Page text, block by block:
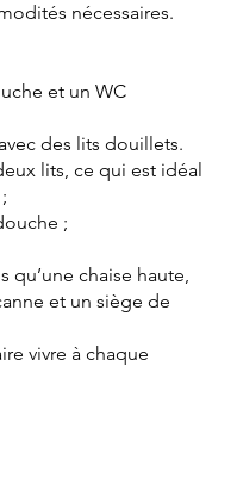
nécessaires.
et un WC
des lits douillets.
lits, ce qui est idéal
;
chaise haute,
et un siège de
vivre à chaque